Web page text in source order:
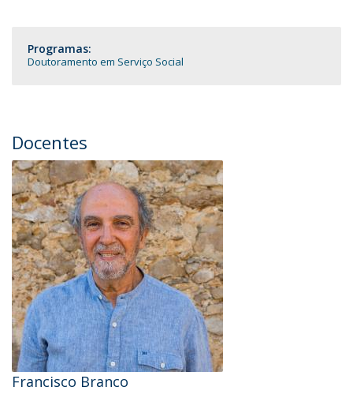
Programas:
Doutoramento em Serviço Social
Docentes
Francisco Branco